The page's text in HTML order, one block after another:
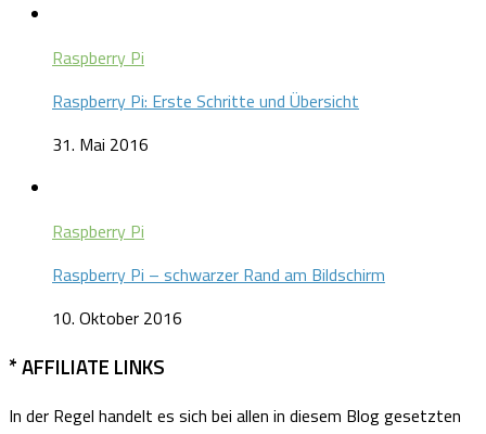
Raspberry Pi
Raspberry Pi: Erste Schritte und Übersicht
31. Mai 2016
Raspberry Pi
Raspberry Pi – schwarzer Rand am Bildschirm
10. Oktober 2016
* AFFILIATE LINKS
In der Regel handelt es sich bei allen in diesem Blog gesetzten